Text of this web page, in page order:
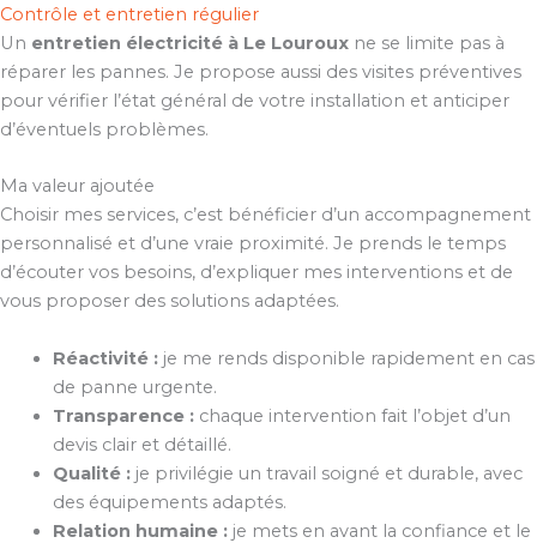
Contrôle et entretien régulier
Un entretien électricité à Le Louroux ne se limite pas à
réparer les pannes. Je propose aussi des visites préventives
pour vérifier l’état général de votre installation et anticiper
d’éventuels problèmes.
Ma valeur ajoutée
Choisir mes services, c’est bénéficier d’un accompagnement
personnalisé et d’une vraie proximité. Je prends le temps
d’écouter vos besoins, d’expliquer mes interventions et de
vous proposer des solutions adaptées.
Réactivité :je me rends disponible rapidement en cas
de panne urgente.
Transparence :chaque intervention fait l’objet d’un
devis clair et détaillé.
Qualité :je privilégie un travail soigné et durable, avec
des équipements adaptés.
Relation humaine :je mets en avant la confiance et le